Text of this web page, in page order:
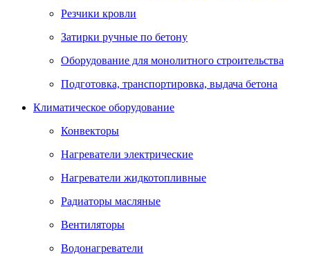
Резчики кровли
Затирки ручные по бетону
Оборудование для монолитного строительства
Подготовка, транспортировка, выдача бетона
Климатическое оборудование
Конвекторы
Нагреватели электрические
Нагреватели жидкотопливные
Радиаторы масляные
Вентиляторы
Водонагреватели